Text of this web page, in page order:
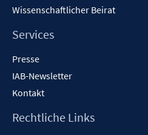
Wissenschaftlicher Beirat
Services
Presse
IAB-Newsletter
Kontakt
Rechtliche Links